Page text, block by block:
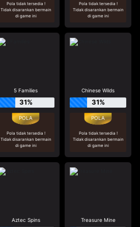
Pola tidak tersedia !
Tidak disarankan bermain
di game ini
Pola tidak tersedia !
Tidak disarankan bermain
di game ini
5 Families
31%
Pola tidak tersedia !
Tidak disarankan bermain
di game ini
Chinese Wilds
31%
Pola tidak tersedia !
Tidak disarankan bermain
di game ini
Aztec Spins Treasure Mine